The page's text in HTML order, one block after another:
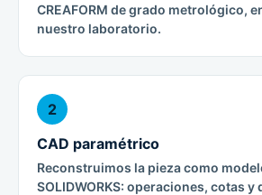
CREAFORM de grado metrológico,
nuestro laboratorio.
2
CAD paramétrico
Reconstruimos la pieza como
SOLIDWORKS: operaciones, cotas y